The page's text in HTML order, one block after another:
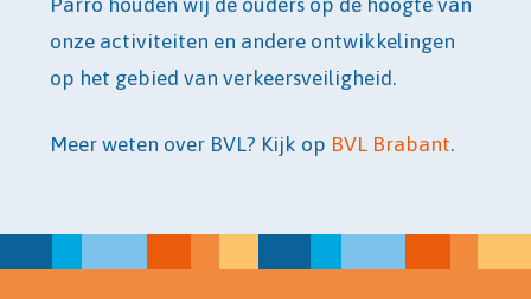
Parro houden wij de ouders op de hoogte van
onze activiteiten en andere ontwikkelingen
op het gebied van verkeersveiligheid.
Meer weten over BVL? Kijk op BVL Brabant.